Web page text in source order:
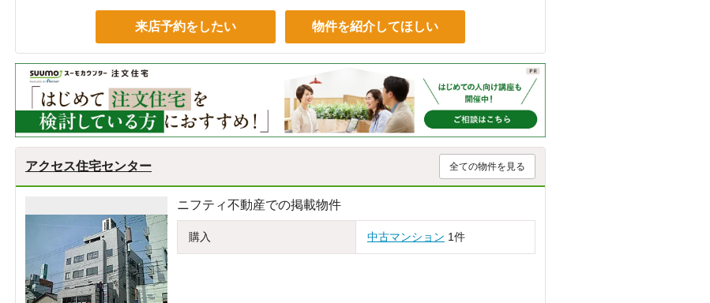
来店予約をしたい 物件を紹介してほしい
アクセス住宅センター 全ての物件を見る
ニフティ不動産での掲載物件
購入 中古マンション 1件